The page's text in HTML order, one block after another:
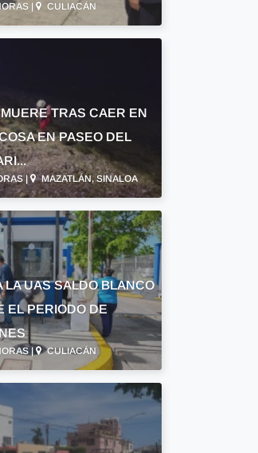
| CULIACÁN
TRAS CAER EN
EN PASEO DEL
| MAZATLÁN, SINALOA
LA UAS SALDO BLANCO
EL PERIODO DE
| CULIACÁN